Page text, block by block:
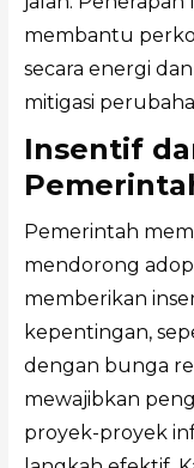
membantu
secara energi
mitigasi
Insentif
Pemerintah
mendorong
memberikan
kepentingan,
dengan bunga
mewajibkan
proyek-proyek